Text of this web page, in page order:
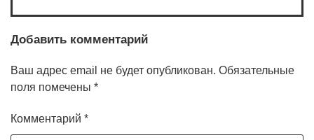
Добавить комментарий
Ваш адрес email не будет опубликован. Обязательные
поля помечены *
Комментарий *